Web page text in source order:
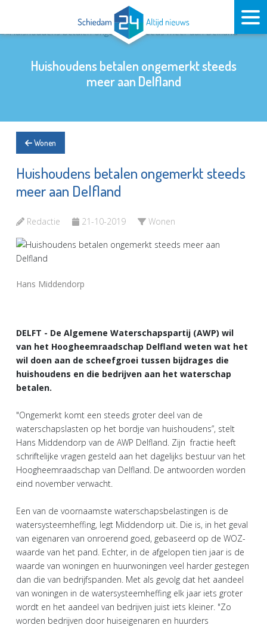
Huishoudens betalen ongemerkt steeds
meer aan Delfland
Wonen
Huishoudens betalen ongemerkt steeds
meer aan Delfland
Redactie 21-10-2019 Wonen
Hans Middendorp
DELFT - De Algemene Waterschapspartij (AWP) wil
van het Hoogheemraadschap Delfland weten wat het
wil doen aan de scheefgroei tussen bijdrages die
huishoudens en die bedrijven aan het waterschap
betalen.
"Ongemerkt komt een steeds groter deel van de
waterschapslasten op het bordje van huishoudens”, stelt
Hans Middendorp van de AWP Delfland. Zijn fractie heeft
schriftelijke vragen gesteld aan het dagelijks bestuur van het
Hoogheemraadschap van Delfland. De antwoorden worden
eind november verwacht.
Een van de voornaamste waterschapsbelastingen is de
watersysteemheffing, legt Middendorp uit. Die is, in het geval
van eigenaren van onroerend goed, gebaseerd op de WOZ-
waarde van het pand. Echter, in de afgelopen tien jaar is de
waarde van woningen en huurwoningen veel harder gestegen
dan die van bedrijfspanden. Met als gevolg dat het aandeel
van woningen in de watersysteemheffing elk jaar iets groter
wordt en het aandeel van bedrijven juist iets kleiner. "Zo
worden bedrijven door huiseigenaren en huurders